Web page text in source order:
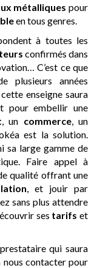
métalliques pour
en tous genres.
à toutes les
confirmés dans
C’est ce que
plusieurs années
, cette enseigne saura
pour embellir une
, un commerce, un
est la solution.
sa large gamme de
Faire appel à
qualité offrant une
, et jouir par
sans plus attendre
ses tarifs et
qui saura
nous contacter pour